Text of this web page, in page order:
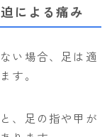
による痛み
い場合、足は適
す。
、足の指や甲が